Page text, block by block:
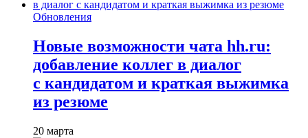
Обновления
Новые возможности чата hh.ru:
добавление коллег в диалог
с кандидатом и краткая выжимка
из резюме
20 марта